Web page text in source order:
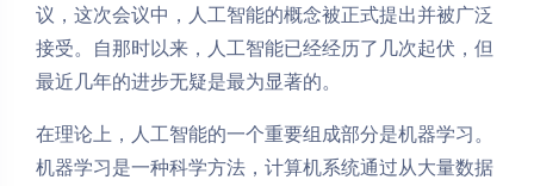
议，这次会议中，人工智能的概念被正式提出并被广泛
接受。自那时以来，人工智能已经经历了几次起伏，但
最近几年的进步无疑是最为显著的。
在理论上，人工智能的一个重要组成部分是机器学习。
机器学习是一种科学方法，计算机系统通过从大量数据